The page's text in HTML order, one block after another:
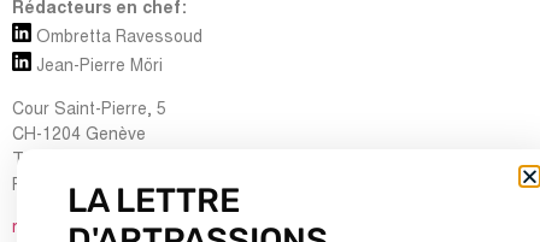
Rédacteurs en chef:
Ombretta Ravessoud
Jean-Pierre Möri
Cour Saint-Pierre, 5
CH-1204 Genève
Tel : + 41 (0) 22 700 13 80
Fax : + 41 (0) 22 735 60 38
redaction@artpassions.ch
LA LETTRE